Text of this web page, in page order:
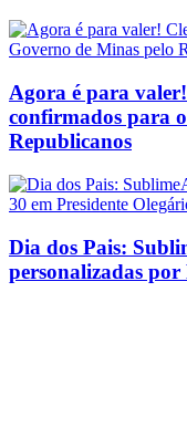
Agora é para
confirmados para
Republicanos
Dia dos Pais:
personalizadas por